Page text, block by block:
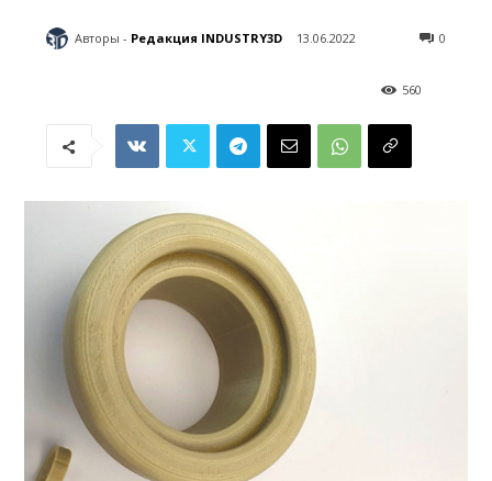
Авторы - Редакция INDUSTRY3D 13.06.2022 0
560